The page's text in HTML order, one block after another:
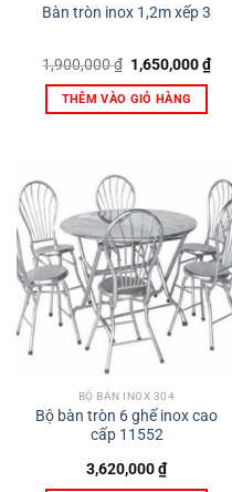
Bàn tròn inox 1,2m xếp 3
1,900,000₫ Giá
gốc
là:
1,900,000 ₫.
1,650,000₫Giá
hiện
THÊM VÀO GIỎ HÀNG
BỘ BÀN INOX 304
Bộ bàn tròn 6 ghế inox cao
cấp 11552
3,620,000₫